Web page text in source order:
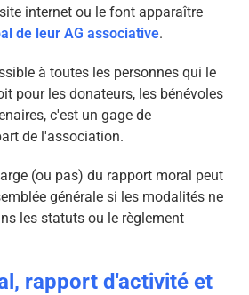
internet ou le font apparaître
de leur AG associative.
à toutes les personnes qui le
pour les donateurs, les bénévoles
c'est un gage de
de l'association.
(ou pas) du rapport moral peut
générale si les modalités ne
les statuts ou le règlement
rapport d'activité et